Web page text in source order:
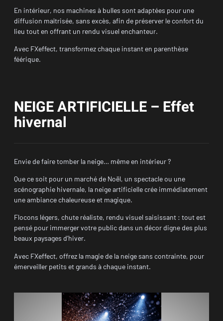
En intérieur, nos machines à bulles sont adaptées pour une
diffusion maîtrisée, sans excès, afin de préserver le confort du
lieu tout en offrant un rendu visuel enchanteur.
Avec FXeffect, transformez chaque instant en parenthèse
féérique.
NEIGE ARTIFICIELLE – Effet
hivernal
Envie de faire tomber la neige… même en intérieur ?
Que ce soit pour un marché de Noël, un spectacle ou une
scénographie hivernale, la neige artificielle crée immédiatement
une ambiance chaleureuse et magique.
Flocons légers, chute réaliste, rendu visuel saisissant : tout est
pensé pour immerger votre public dans un décor digne des plus
beaux paysages d’hiver.
Avec FXeffect, offrez la magie de la neige sans contrainte, pour
émerveiller petits et grands à chaque instant.